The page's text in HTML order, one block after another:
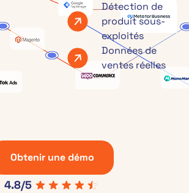
Détection de
produit sous-
exploités
Données de
ventes réelles
Obtenir une démo
4.8/5